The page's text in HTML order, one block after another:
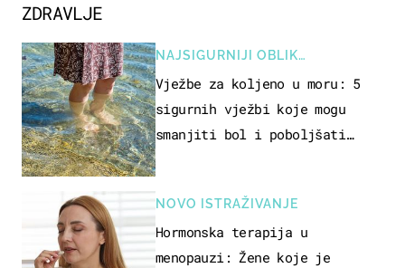
ZDRAVLJE
NAJSIGURNIJI OBLIK
REKREACIJE
Vježbe za koljeno u moru: 5
sigurnih vježbi koje mogu
smanjiti bol i poboljšati
NOVO ISTRAŽIVANJE
Hormonska terapija u
menopauzi: Žene koje je